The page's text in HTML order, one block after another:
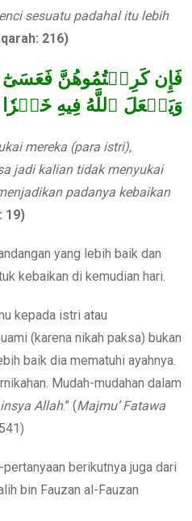
sesuatu padahal itu lebih
216)
فَإِن كَرِهۡتُمُوهُنَّ
وَيَجۡعَلَ ٱللَّهُ فِيهِ خَيۡرٗا
mereka (para istri),
jadi kalian tidak menyukai
padanya kebaikan
19)
yang lebih baik dan
kebaikan di kemudian hari.
kepada istri atau
(karena nikah paksa) bukan
baik dia mematuhi ayahnya.
Mudah-mudahan dalam
insya Allah.” (Majmu’ Fatawa
541)
berikutnya juga dari
bin Fauzan al-Fauzan